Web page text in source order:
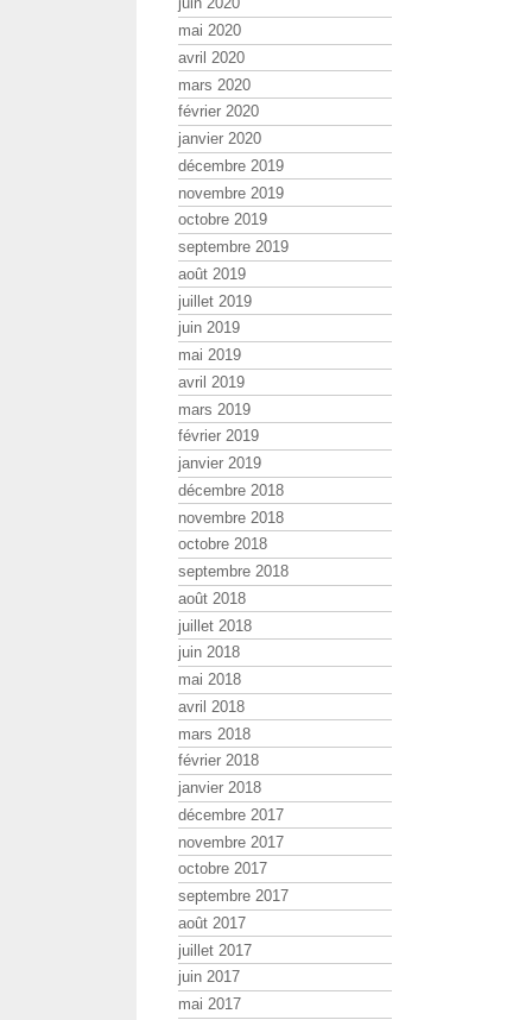
mai 2020
avril 2020
mars 2020
février 2020
janvier 2020
décembre 2019
novembre 2019
octobre 2019
septembre 2019
août 2019
juillet 2019
juin 2019
mai 2019
avril 2019
mars 2019
février 2019
janvier 2019
décembre 2018
novembre 2018
octobre 2018
septembre 2018
août 2018
juillet 2018
juin 2018
mai 2018
avril 2018
mars 2018
février 2018
janvier 2018
décembre 2017
novembre 2017
octobre 2017
septembre 2017
août 2017
juillet 2017
juin 2017
mai 2017